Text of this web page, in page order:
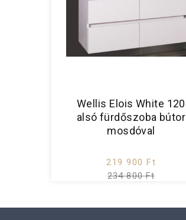
Wellis Elois White 120
alsó fürdőszoba bútor
mosdóval
219 900 Ft
234 800 Ft